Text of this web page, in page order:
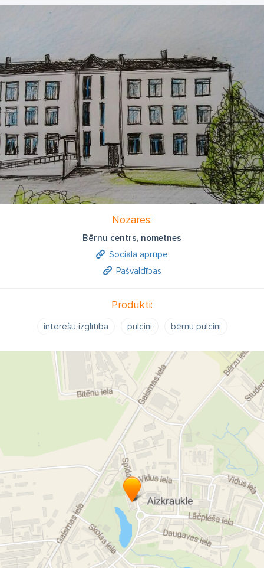
Nozares:
Bērnu centrs, nometnes
Sociālā aprūpe
Pašvaldības
Produkti:
interešu izglītība pulciņi bērnu pulciņi